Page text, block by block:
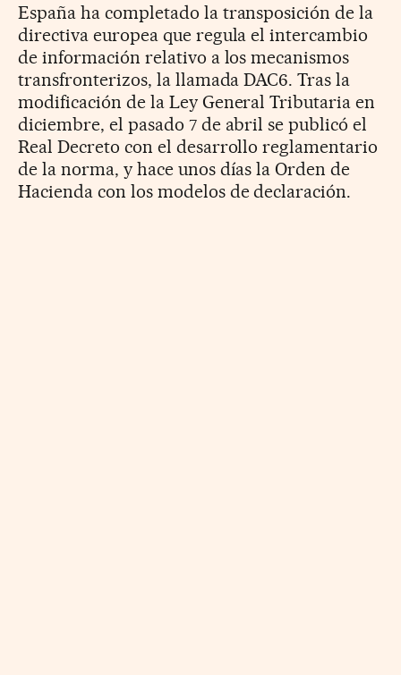
España ha completado la transposición de la
directiva europea que regula el intercambio
de información relativo a los mecanismos
transfronterizos, la llamada DAC6. Tras la
modificación de la Ley General Tributaria en
diciembre, el pasado 7 de abril se publicó el
Real Decreto con el desarrollo reglamentario
de la norma, y hace unos días la Orden de
Hacienda con los modelos de declaración.